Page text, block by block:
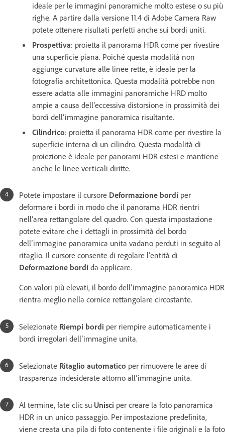
ideale per le immagini panoramiche molto estese o su più
righe. A partire dalla versione 11.4 di Adobe Camera Raw
potete ottenere risultati perfetti anche sui bordi uniti.
Prospettiva: proietta il panorama HDR come per rivestire
una superficie piana. Poiché questa modalità non
aggiunge curvature alle linee rette, è ideale per la
fotografia architettonica. Questa modalità potrebbe non
essere adatta alle immagini panoramiche HRD molto
ampie a causa dell’eccessiva distorsione in prossimità dei
bordi dell’immagine panoramica risultante.
Cilindrico: proietta il panorama HDR come per rivestire la
superficie interna di un cilindro. Questa modalità di
proiezione è ideale per panorami HDR estesi e mantiene
anche le linee verticali diritte.
Potete impostare il cursore Deformazione bordi per
deformare i bordi in modo che il panorama HDR rientri
nell’area rettangolare del quadro. Con questa impostazione
potete evitare che i dettagli in prossimità del bordo
dell’immagine panoramica unita vadano perduti in seguito al
ritaglio. Il cursore consente di regolare l’entità di
Deformazione bordi da applicare.
Con valori più elevati, il bordo dell’immagine panoramica HDR
rientra meglio nella cornice rettangolare circostante.
Selezionate Riempi bordi per riempire automaticamente i
bordi irregolari dell’immagine unita.
Selezionate Ritaglio automatico per rimuovere le aree di
trasparenza indesiderate attorno all’immagine unita.
Al termine, fate clic su Unisci per creare la foto panoramica
HDR in un unico passaggio. Per impostazione predefinita,
viene creata una pila di foto contenente i file originali e la foto